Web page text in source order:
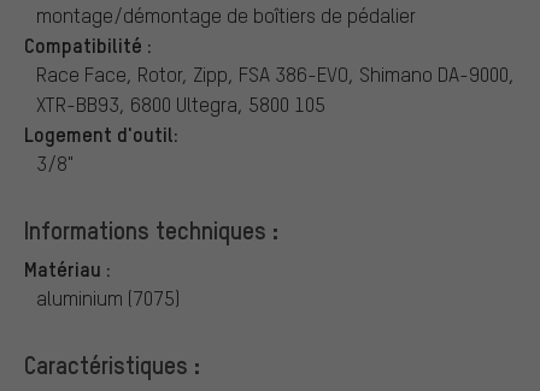
montage/démontage de boîtiers de pédalier
Compatibilité :
Race Face, Rotor, Zipp, FSA 386-EVO, Shimano DA-9000,
XTR-BB93, 6800 Ultegra, 5800 105
Logement d'outil:
3/8"
Informations techniques :
Matériau :
aluminium (7075)
Caractéristiques :